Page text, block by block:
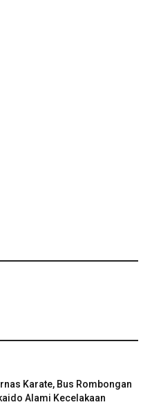
Karate, Bus Rombongan
Alami Kecelakaan